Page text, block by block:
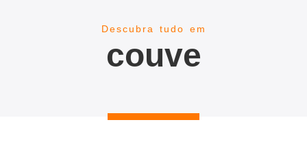
Descubra tudo em
couve